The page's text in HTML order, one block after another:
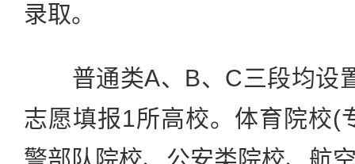
录取。
普通类A、B、C三段均设
志愿填报1所高校。体育院校(